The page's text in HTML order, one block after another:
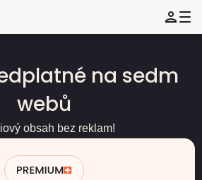
na sedm
webů
obsah bez reklam!